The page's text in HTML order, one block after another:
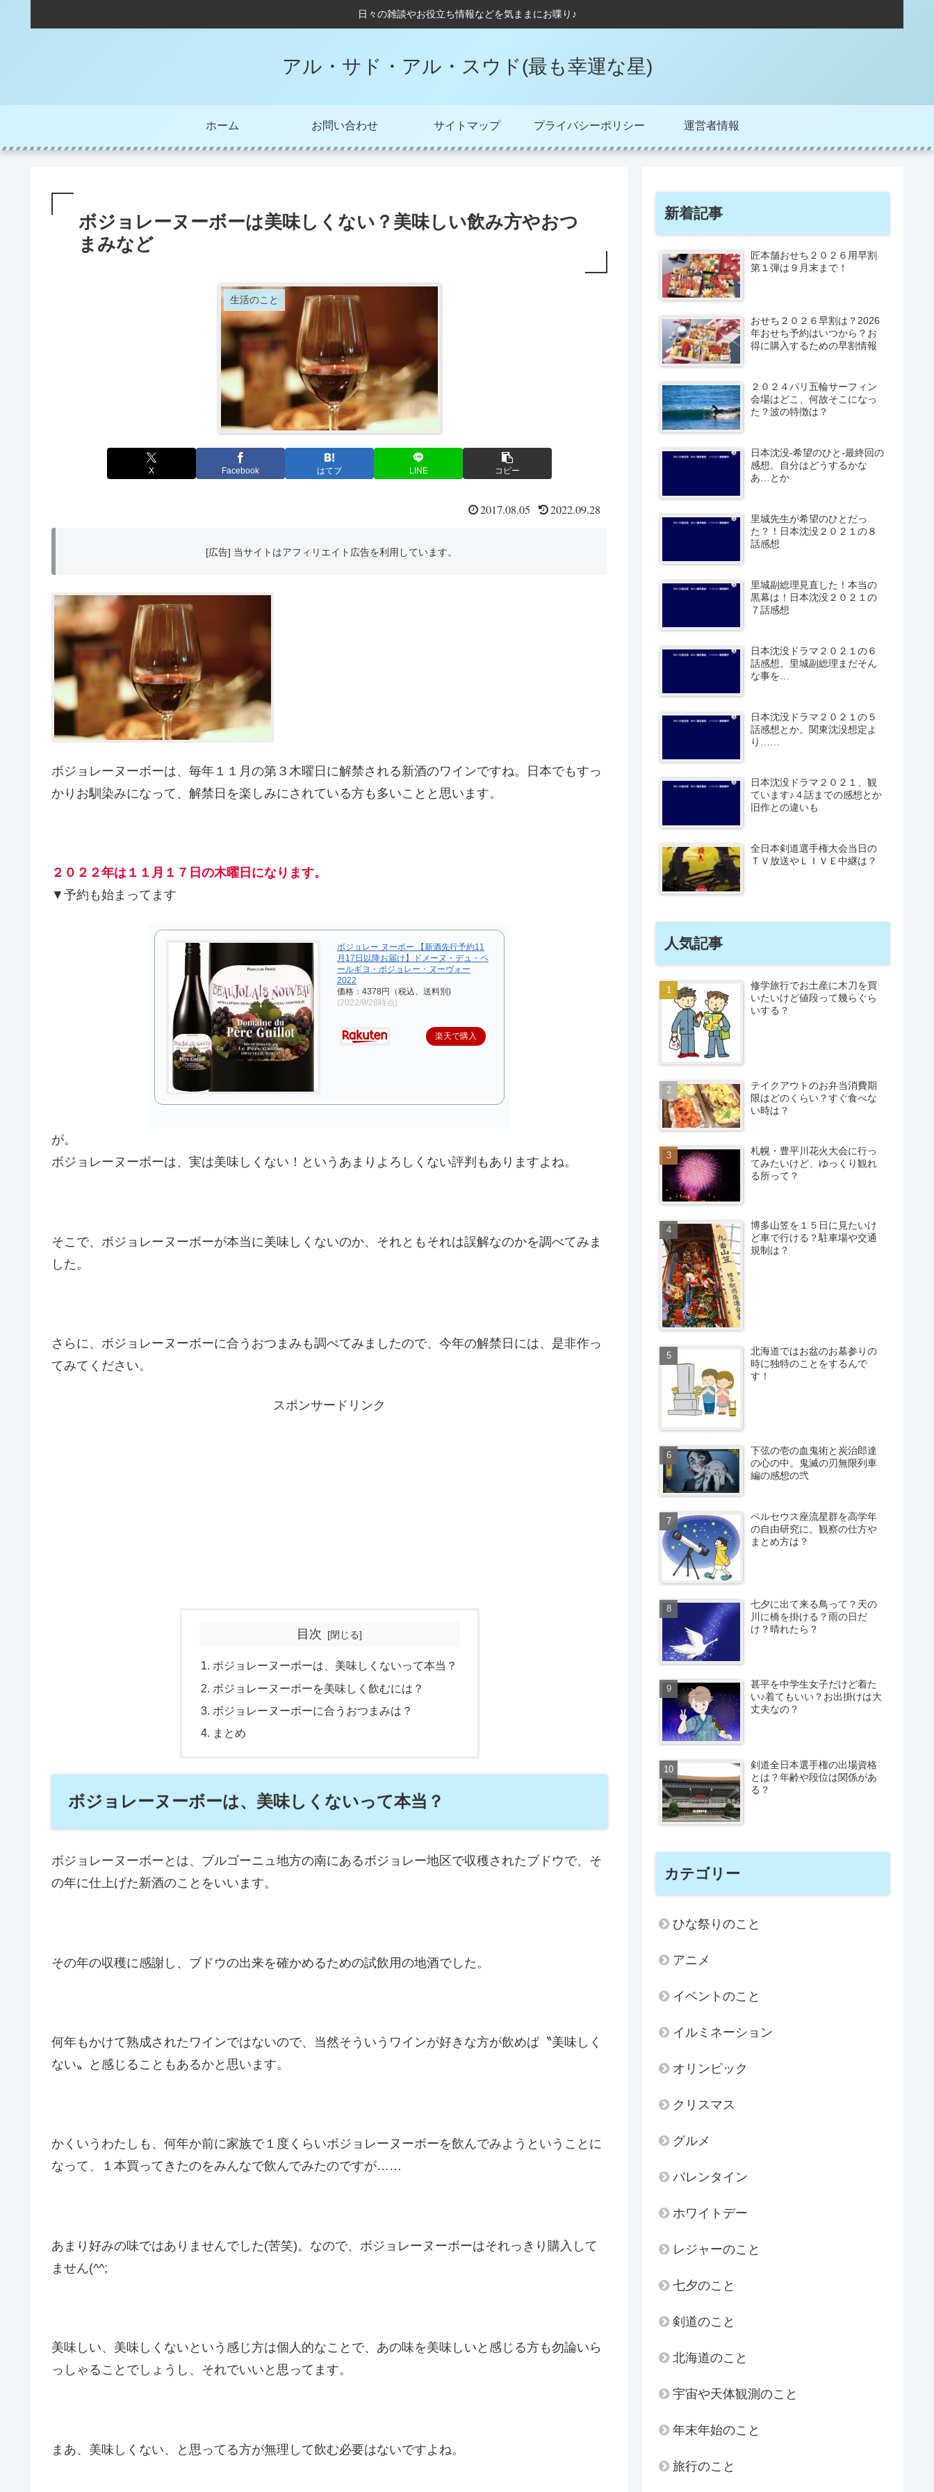
日々の雑談やお役立ち情報などを気ままにお喋り♪
アル・サド・アル・スウド(最も幸運な星)
ホーム お問い合わせ サイトマップ プライバシーポリシー 運営者情報
ボジョレーヌーボーは美味しくない？美味しい飲み方やおつ
まみなど
生活のこと
X Facebook はてブ LINE コピー
2017.08.05 2022.09.28
[広告] 当サイトはアフィリエイト広告を利用しています。
ボジョレーヌーボーは、毎年１１月の第３木曜日に解禁される新酒のワインですね。日本でもすっ
かりお馴染みになって、解禁日を楽しみにされている方も多いことと思います。
２０２２年は１１月１７日の木曜日になります。
▼予約も始まってます
ボジョレー ヌーボー 【新酒先行予約11
月17日以降お届け】ドメーヌ・デュ・ペ
ールギヨ・ボジョレー・ヌーヴォー
2022
価格：4378円（税込、送料別)
(2022/9/28時点)
楽天で購入
が。
ボジョレーヌーボーは、実は美味しくない！というあまりよろしくない評判もありますよね。
そこで、ボジョレーヌーボーが本当に美味しくないのか、それともそれは誤解なのかを調べてみま
した。
さらに、ボジョレーヌーボーに合うおつまみも調べてみましたので、今年の解禁日には、是非作っ
てみてください。
スポンサードリンク
目次
ボジョレーヌーボーは、美味しくないって本当？
ボジョレーヌーボーを美味しく飲むには？
ボジョレーヌーボーに合うおつまみは？
まとめ
ボジョレーヌーボーは、美味しくないって本当？
ボジョレーヌーボーとは、ブルゴーニュ地方の南にあるボジョレー地区で収穫されたブドウで、そ
の年に仕上げた新酒のことをいいます。
その年の収穫に感謝し、ブドウの出来を確かめるための試飲用の地酒でした。
何年もかけて熟成されたワインではないので、当然そういうワインが好きな方が飲めば〝美味しく
ない〟と感じることもあるかと思います。
かくいうわたしも、何年か前に家族で１度くらいボジョレーヌーボーを飲んでみようということに
なって、１本買ってきたのをみんなで飲んでみたのですが……
あまり好みの味ではありませんでした(苦笑)。なので、ボジョレーヌーボーはそれっきり購入して
ません(^^;
美味しい、美味しくないという感じ方は個人的なことで、あの味を美味しいと感じる方も勿論いら
っしゃることでしょうし、それでいいと思ってます。
まあ、美味しくない、と思ってる方が無理して飲む必要はないですよね。
新着記事
匠本舗おせち２０２６用早割
第１弾は９月末まで！
おせち２０２６早割は？2026
年おせち予約はいつから？お
得に購入するための早割情報
２０２４パリ五輪サーフィン
会場はどこ、何故そこになっ
た？波の特徴は？
日本沈没-希望のひと-最終回の
感想。自分はどうするかな
あ…とか
里城先生が希望のひとだっ
た？！日本沈没２０２１の８
話感想
里城副総理見直した！本当の
黒幕は！日本沈没２０２１の
７話感想
日本沈没ドラマ２０２１の６
話感想。里城副総理まだそん
な事を…
日本沈没ドラマ２０２１の５
話感想とか。関東沈没想定よ
り……
日本沈没ドラマ２０２１、観
ています♪４話までの感想とか
旧作との違いも
全日本剣道選手権大会当日の
ＴＶ放送やＬＩＶＥ中継は？
人気記事
修学旅行でお土産に木刀を買
いたいけど値段って幾らぐら
いする？
テイクアウトのお弁当消費期
限はどのくらい？すぐ食べな
い時は？
札幌・豊平川花火大会に行っ
てみたいけど、ゆっくり観れ
る所って？
博多山笠を１５日に見たいけ
ど車で行ける？駐車場や交通
規制は？
北海道ではお盆のお墓参りの
時に独特のことをするんで
す！
下弦の壱の血鬼術と炭治郎達
の心の中。鬼滅の刃無限列車
編の感想の弐
ペルセウス座流星群を高学年
の自由研究に。観察の仕方や
まとめ方は？
七夕に出て来る鳥って？天の
川に橋を掛ける？雨の日だ
け？晴れたら？
甚平を中学生女子だけど着た
い♪着てもいい？お出掛けは大
丈夫なの？
剣道全日本選手権の出場資格
とは？年齢や段位は関係があ
る？
カテゴリー
ひな祭りのこと
アニメ
イベントのこと
イルミネーション
オリンピック
クリスマス
グルメ
バレンタイン
ホワイトデー
レジャーのこと
七夕のこと
剣道のこと
北海道のこと
宇宙や天体観測のこと
年末年始のこと
旅行のこと